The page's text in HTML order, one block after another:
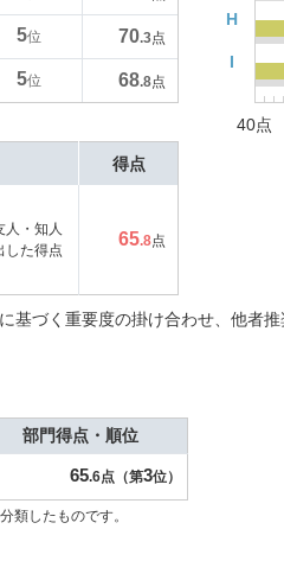
5位 70.3点
5位 68.8点
H
I
40点
得点
人・知人
した得点
65.8点
づく重要度の掛け合わせ、他者推
部門得点・順位
65.6点（第3位）
類したものです。